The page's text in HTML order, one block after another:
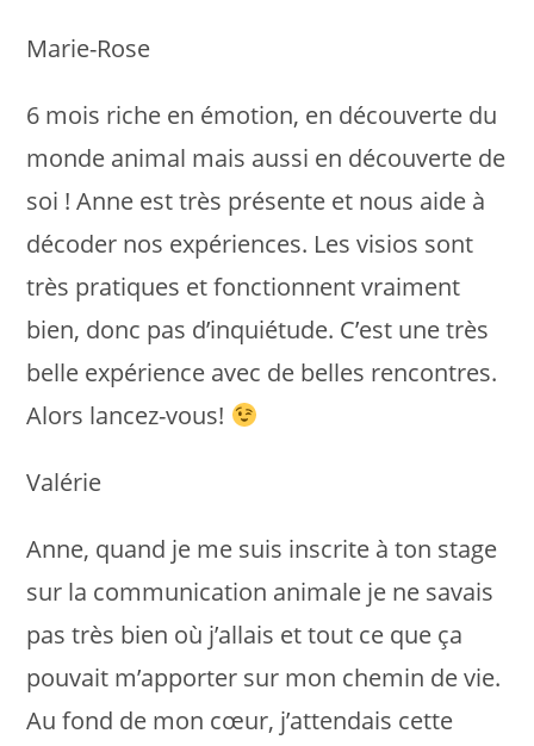
Marie-Rose
6 mois riche en émotion, en découverte du
monde animal mais aussi en découverte de
soi ! Anne est très présente et nous aide à
décoder nos expériences. Les visios sont
très pratiques et fonctionnent vraiment
bien, donc pas d’inquiétude. C’est une très
belle expérience avec de belles rencontres.
Alors lancez-vous!
Valérie
Anne, quand je me suis inscrite à ton stage
sur la communication animale je ne savais
pas très bien où j’allais et tout ce que ça
pouvait m’apporter sur mon chemin de vie.
Au fond de mon cœur, j’attendais cette